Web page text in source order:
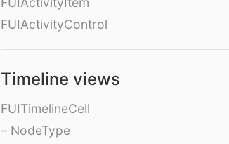
FUIActivityControl
Timeline views
FUITimelineCell
– NodeType